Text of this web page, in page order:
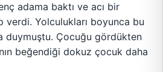
adama baktı ve acı bir
verdi. Yolculukları boyunca bu
duymuştu. Çocuğu gördükten
beğendiği dokuz çocuk daha